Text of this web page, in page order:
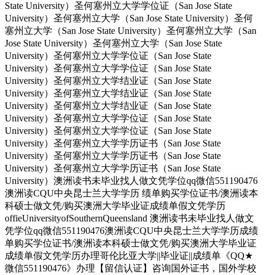
State University）圣何塞州立大学学位证（San Jose State
University）圣何塞州立大学（San Jose State University）圣何
塞州立大学（San Jose State University）圣何塞州立大学（San
Jose State University）圣何塞州立大学（San Jose State
University）圣何塞州立大学学位证（San Jose State
University）圣何塞州立大学学位证（San Jose State
University）圣何塞州立大学结业证（San Jose State
University）圣何塞州立大学结业证（San Jose State
University）圣何塞州立大学结业证（San Jose State
University）圣何塞州立大学学位证（San Jose State
University）圣何塞州立大学学位证（San Jose State
University）圣何塞州立大学学历证书（San Jose State
University）圣何塞州立大学学历证书（San Jose State
University）圣何塞州立大学学历证书（San Jose State
University）澳洲读书未毕业找人做文凭学位qq微信551190476
澳洲读CQU中央昆士兰大学学历 绩单购买学位证书/澳洲读本
科硕士做文凭/购买澳洲大学毕业证成绩单假文凭学历
offieUniversityofSouthernQueensland 澳洲读书未毕业找人做文
凭学位qq微信551190476澳洲读CQU中央昆士兰大学学历成绩
单购买学位证书/澳洲读本科硕士做文凭/购买澳洲大学毕业证
成绩单假文凭学历办理哥伦比亚大学||毕业证||成绩单《QQ★
微信551190476》办理【留信认证】咨询国外证书，国外学校